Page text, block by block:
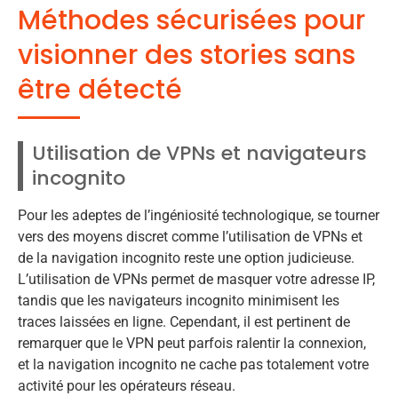
Méthodes sécurisées pour
visionner des stories sans
être détecté
Utilisation de VPNs et navigateurs
incognito
Pour les adeptes de l’ingéniosité technologique, se tourner
vers des moyens discret comme l’utilisation de VPNs et
de la navigation incognito reste une option judicieuse.
L’utilisation de VPNs permet de masquer votre adresse IP,
tandis que les navigateurs incognito minimisent les
traces laissées en ligne. Cependant, il est pertinent de
remarquer que le VPN peut parfois ralentir la connexion,
et la navigation incognito ne cache pas totalement votre
activité pour les opérateurs réseau.